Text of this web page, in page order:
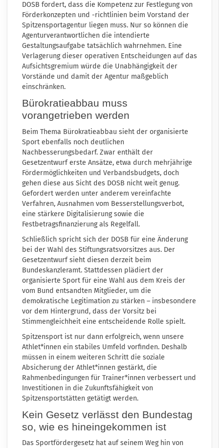
DOSB fordert, dass die Kompetenz zur Festlegung von
Förderkonzepten und -richtlinien beim Vorstand der
Spitzensportagentur liegen muss. Nur so können die
Agenturverantwortlichen die intendierte
Gestaltungsaufgabe tatsächlich wahrnehmen. Eine
Verlagerung dieser operativen Entscheidungen auf das
Aufsichtsgremium würde die Unabhängigkeit der
Vorstände und damit der Agentur maßgeblich
einschränken.
Bürokratieabbau muss
vorangetrieben werden
Beim Thema Bürokratieabbau sieht der organisierte
Sport ebenfalls noch deutlichen
Nachbesserungsbedarf. Zwar enthält der
Gesetzentwurf erste Ansätze, etwa durch mehrjährige
Fördermöglichkeiten und Verbandsbudgets, doch
gehen diese aus Sicht des DOSB nicht weit genug.
Gefordert werden unter anderem vereinfachte
Verfahren, Ausnahmen vom Besserstellungsverbot,
eine stärkere Digitalisierung sowie die
Festbetragsfinanzierung als Regelfall.
Schließlich spricht sich der DOSB für eine Änderung
bei der Wahl des Stiftungsratsvorsitzes aus. Der
Gesetzentwurf sieht diesen derzeit beim
Bundeskanzleramt. Stattdessen plädiert der
organisierte Sport für eine Wahl aus dem Kreis der
vom Bund entsandten Mitglieder, um die
demokratische Legitimation zu stärken – insbesondere
vor dem Hintergrund, dass der Vorsitz bei
Stimmengleichheit eine entscheidende Rolle spielt.
Spitzensport ist nur dann erfolgreich, wenn unsere
Athlet*innen ein stabiles Umfeld vorfinden. Deshalb
müssen in einem weiteren Schritt die soziale
Absicherung der Athlet*innen gestärkt, die
Rahmenbedingungen für Trainer*innen verbessert und
Investitionen in die Zukunftsfähigkeit von
Spitzensportstätten getätigt werden.
Kein Gesetz verlässt den Bundestag
so, wie es hineingekommen ist
Das Sportfördergesetz hat auf seinem Weg hin von